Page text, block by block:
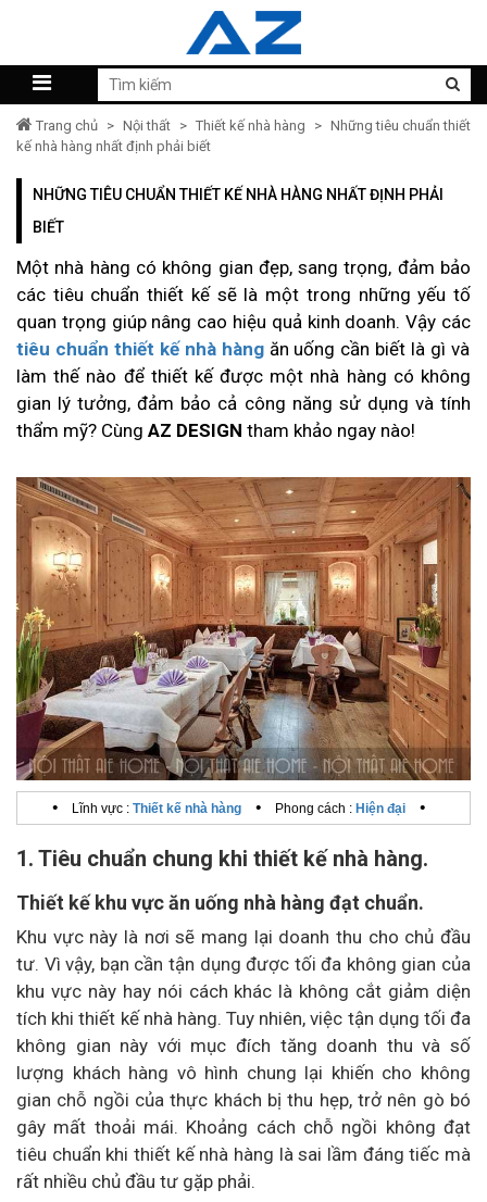
Trang chủ > Nội thất > Thiết kế nhà hàng > Những tiêu chuẩn thiết
kế nhà hàng nhất định phải biết
NHỮNG TIÊU CHUẨN THIẾT KẾ NHÀ HÀNG NHẤT ĐỊNH PHẢI
BIẾT
Một nhà hàng có không gian đẹp, sang trọng, đảm bảo
các tiêu chuẩn thiết kế sẽ là một trong những yếu tố
quan trọng giúp nâng cao hiệu quả kinh doanh. Vậy các
tiêu chuẩn thiết kế nhà hàngăn uống cần biết là gì và
làm thế nào để thiết kế được một nhà hàng có không
gian lý tưởng, đảm bảo cả công năng sử dụng và tính
thẩm mỹ? Cùng AZ DESIGN tham khảo ngay nào!
• Lĩnh vực : Thiết kế nhà hàng • Phong cách : Hiện đại •
1. Tiêu chuẩn chung khi thiết kế nhà hàng.
Thiết kế khu vực ăn uống nhà hàng đạt chuẩn.
Khu vực này là nơi sẽ mang lại doanh thu cho chủ đầu
tư. Vì vậy, bạn cần tận dụng được tối đa không gian của
khu vực này hay nói cách khác là không cắt giảm diện
tích khi thiết kế nhà hàng. Tuy nhiên, việc tận dụng tối đa
không gian này với mục đích tăng doanh thu và số
lượng khách hàng vô hình chung lại khiến cho không
gian chỗ ngồi của thực khách bị thu hẹp, trở nên gò bó
gây mất thoải mái. Khoảng cách chỗ ngồi không đạt
tiêu chuẩn khi thiết kế nhà hàng là sai lầm đáng tiếc mà
rất nhiều chủ đầu tư gặp phải.